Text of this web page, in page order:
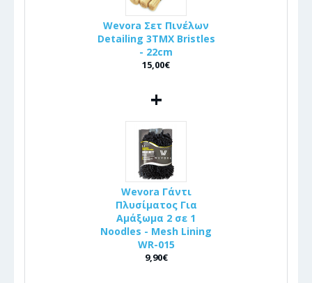
Wevora Σετ Πινέλων
Detailing 3ΤΜΧ Bristles
- 22cm
15,00€
+
Wevora Γάντι
Πλυσίματος Για
Αμάξωμα 2 σε 1
Noodles - Mesh Lining
WR-015
9,90€